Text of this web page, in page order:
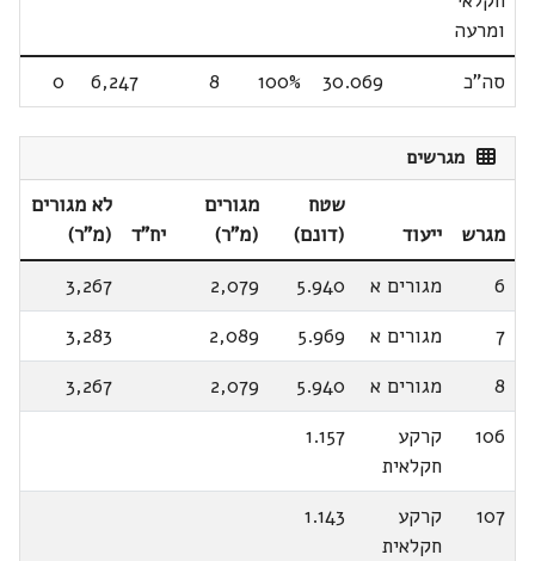
ומרעה
סה"כ
30.069
100%
8
6,247
0
מגרשים
מגרש ייעוד
שטח
(דונם)
מגורים
(מ"ר)
יח"ד
לא מגורים
(מ"ר)
6
מגורים א 5.940
2,079
3,267
7
מגורים א 5.969
2,089
3,283
8
מגורים א 5.940
2,079
3,267
106
קרקע
חקלאית
1.157
107
קרקע
חקלאית
1.143